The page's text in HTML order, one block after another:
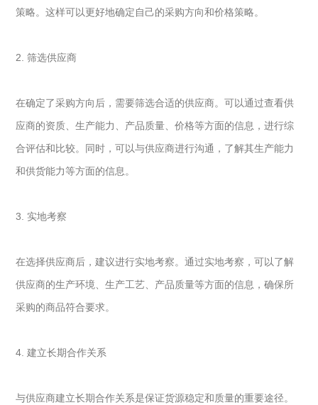
策略。这样可以更好地确定自己的采购方向和价格策略。
2. 筛选供应商
在确定了采购方向后，需要筛选合适的供应商。可以通过查看供
应商的资质、生产能力、产品质量、价格等方面的信息，进行综
合评估和比较。同时，可以与供应商进行沟通，了解其生产能力
和供货能力等方面的信息。
3. 实地考察
在选择供应商后，建议进行实地考察。通过实地考察，可以了解
供应商的生产环境、生产工艺、产品质量等方面的信息，确保所
采购的商品符合要求。
4. 建立长期合作关系
与供应商建立长期合作关系是保证货源稳定和质量的重要途径。